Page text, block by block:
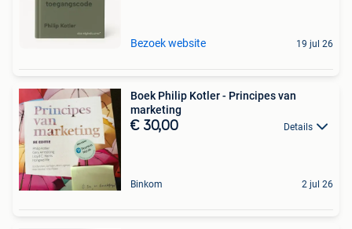
Bezoek website 19 jul 26
Boek Philip Kotler - Principes van
marketing
€ 30,00 Details
Binkom 2 jul 26